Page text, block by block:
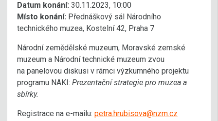
Datum konání: 30.11.2023, 10:00
Místo konání: Přednáškový sál Národního
technického muzea, Kostelní 42, Praha 7
Národní zemědělské muzeum, Moravské zemské
muzeum a Národní technické muzeum zvou
na panelovou diskusi v rámci výzkumného projektu
programu NAKI: Prezentační strategie pro muzea a
sbírky.
Registrace na e-mailu: petra.hrubisova@nzm.cz